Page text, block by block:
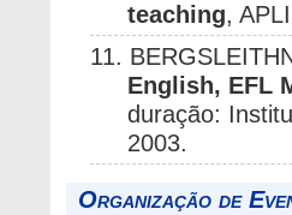
teaching,
11.
English, EFL
duração:
2003.
Organização de